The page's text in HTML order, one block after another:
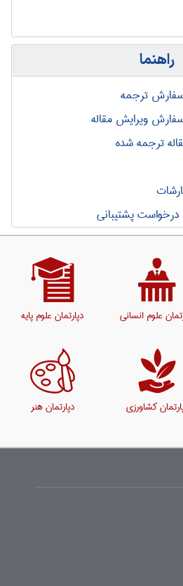
راهنما
ترجمه
ویرایش مقاله
ترجمه شده
درخواست پشتیبانی
علوم انسانی دپارتمان علوم پایه
کشاورزی دپارتمان هنر